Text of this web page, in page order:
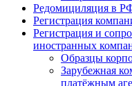
Редомициляция в
Регистрация
Регистрация и
иностранных
Образцы
Зарубежная
платёжным